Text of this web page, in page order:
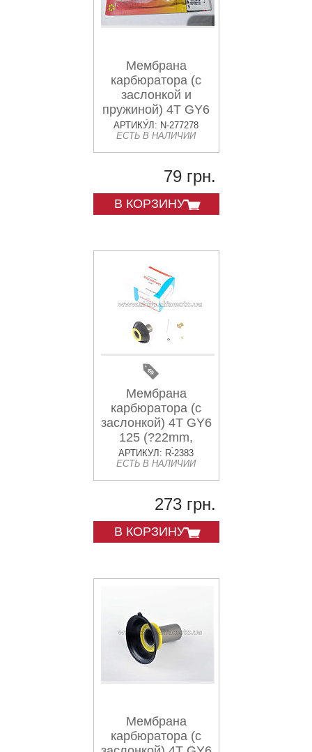
Мембрана
карбюратора (с
заслонкой и
пружиной) 4T GY6
150 (?24mm,
основная) KNG
АРТИКУЛ: N-277278
ЕСТЬ В НАЛИЧИИ
79 грн.
В КОРЗИНУ
Мембрана
карбюратора (с
заслонкой) 4T GY6
125 (?22mm,
основная) CK
АРТИКУЛ: R-2383
ЕСТЬ В НАЛИЧИИ
273 грн.
В КОРЗИНУ
Мембрана
карбюратора (с